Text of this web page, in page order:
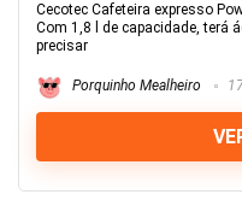
Cecotec Cafeteira expresso
Com 1,8 l de capacidade, terá
precisar
Porquinho Mealheiro